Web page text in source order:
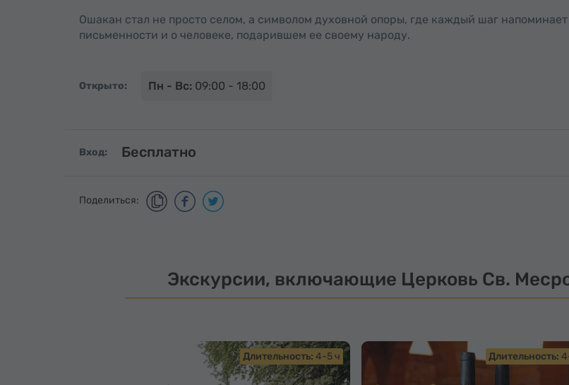
Ошакан стал не просто селом, а символом духовной опоры, где каждый шаг
письменности и о человеке, подарившем ее своему народу.
Открыто: Пн - Вс: 09:00 - 18:00
Вход: Бесплатно
Поделиться:
Экскурсии, включающие Церковь Св.
Длительность: 4-5 ч Длительность: